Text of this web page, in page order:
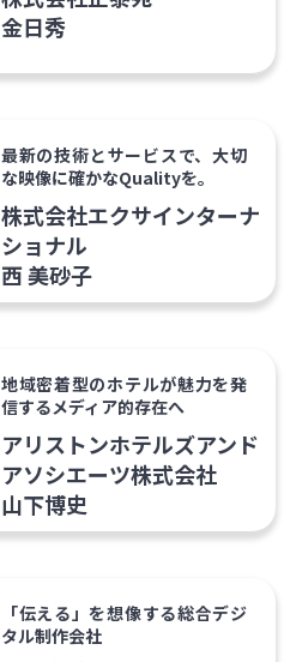
金日秀
最新の技術とサービスで、大切
な映像に確かなQualityを。
株式会社エクサインターナ
ショナル
西 美砂子
地域密着型のホテルが魅力を発
信するメディア的存在へ
アリストンホテルズアンド
アソシエーツ株式会社
山下博史
「伝える」を想像する総合デジ
タル制作会社